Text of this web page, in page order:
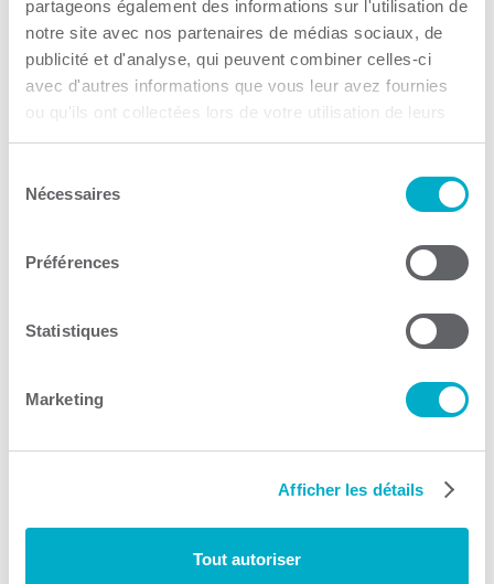
partageons également des informations sur l'utilisation de
notre site avec nos partenaires de médias sociaux, de
publicité et d'analyse, qui peuvent combiner celles-ci
avec d'autres informations que vous leur avez fournies
ou qu'ils ont collectées lors de votre utilisation de leurs
services.
Nécessaires
Préférences
Statistiques
Marketing
Afficher les détails
Tout autoriser
Trouver des entreprises de
la CCI3R en Recrutement
Recrutement
CJE Trois-Rivières / MRC
des Chenaux